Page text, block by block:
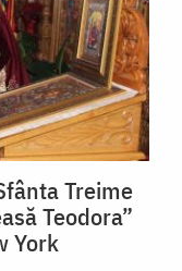
Treime
Teodora”
York